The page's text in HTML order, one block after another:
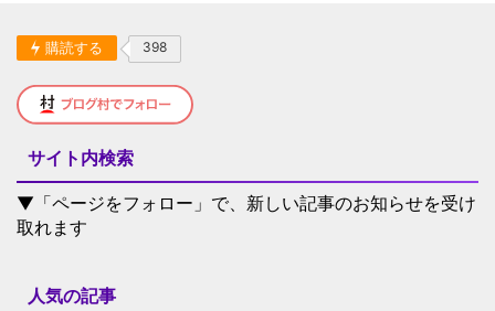
購読する 398
サイト内検索
▼「ページをフォロー」で、新しい記事のお知らせを受け
取れます
人気の記事